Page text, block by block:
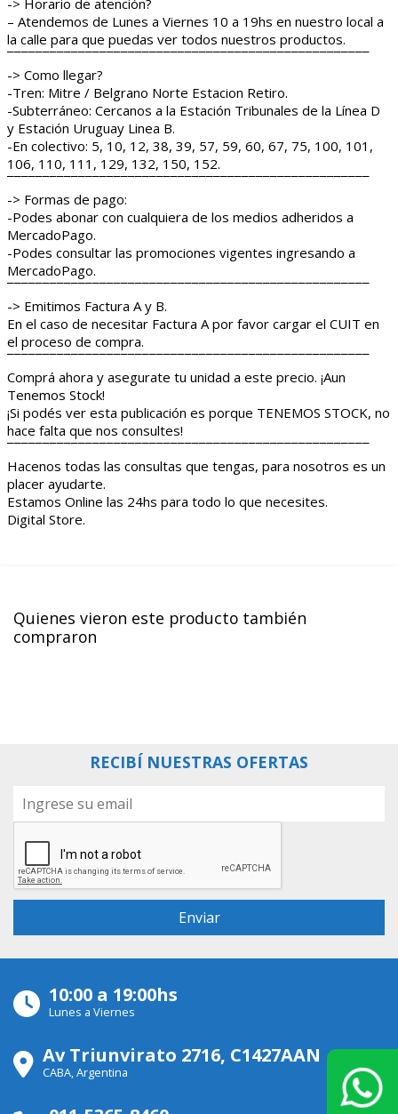
-> Horario de atención?
– Atendemos de Lunes a Viernes 10 a 19hs en nuestro local a
la calle para que puedas ver todos nuestros productos.
¯¯¯¯¯¯¯¯¯¯¯¯¯¯¯¯¯¯¯¯¯¯¯¯¯¯¯¯¯¯¯¯¯¯¯¯¯¯¯¯¯¯¯¯¯¯¯¯¯¯¯
-> Como llegar?
-Tren: Mitre / Belgrano Norte Estacion Retiro.
-Subterráneo: Cercanos a la Estación Tribunales de la Línea D
y Estación Uruguay Linea B.
-En colectivo: 5, 10, 12, 38, 39, 57, 59, 60, 67, 75, 100, 101,
106, 110, 111, 129, 132, 150, 152.
¯¯¯¯¯¯¯¯¯¯¯¯¯¯¯¯¯¯¯¯¯¯¯¯¯¯¯¯¯¯¯¯¯¯¯¯¯¯¯¯¯¯¯¯¯¯¯¯¯¯¯
-> Formas de pago:
-Podes abonar con cualquiera de los medios adheridos a
MercadoPago.
-Podes consultar las promociones vigentes ingresando a
MercadoPago.
¯¯¯¯¯¯¯¯¯¯¯¯¯¯¯¯¯¯¯¯¯¯¯¯¯¯¯¯¯¯¯¯¯¯¯¯¯¯¯¯¯¯¯¯¯¯¯¯¯¯¯
-> Emitimos Factura A y B.
En el caso de necesitar Factura A por favor cargar el CUIT en
el proceso de compra.
¯¯¯¯¯¯¯¯¯¯¯¯¯¯¯¯¯¯¯¯¯¯¯¯¯¯¯¯¯¯¯¯¯¯¯¯¯¯¯¯¯¯¯¯¯¯¯¯¯¯¯
Comprá ahora y asegurate tu unidad a este precio. ¡Aun
Tenemos Stock!
¡Si podés ver esta publicación es porque TENEMOS STOCK, no
hace falta que nos consultes!
¯¯¯¯¯¯¯¯¯¯¯¯¯¯¯¯¯¯¯¯¯¯¯¯¯¯¯¯¯¯¯¯¯¯¯¯¯¯¯¯¯¯¯¯¯¯¯¯¯¯¯
Hacenos todas las consultas que tengas, para nosotros es un
placer ayudarte.
Estamos Online las 24hs para todo lo que necesites.
Digital Store.
Quienes vieron este producto también
compraron
RECIBÍ NUESTRAS OFERTAS
10:00 a 19:00hs
Lunes a Viernes
Av Triunvirato 2716, C1427AAN
CABA, Argentina